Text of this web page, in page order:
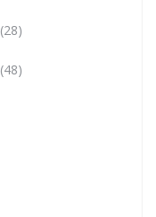
(28)
(48)